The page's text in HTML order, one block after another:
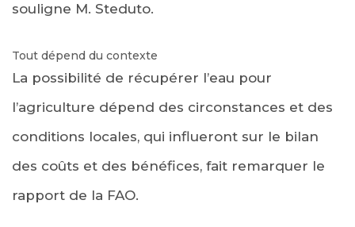
souligne M. Steduto.
Tout dépend du contexte
La possibilité de récupérer l’eau pour
l’agriculture dépend des circonstances et des
conditions locales, qui influeront sur le bilan
des coûts et des bénéfices, fait remarquer le
rapport de la FAO.